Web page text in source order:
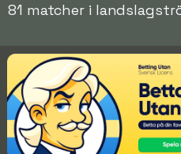
81 matcher i